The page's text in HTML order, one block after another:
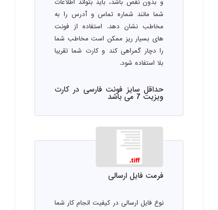
و بدون نقص باشد، باید بتواند اطلاعات
شما مانند شماره تماس و آدرس را به
مخاطب نشان دهد. استفاده از فونت
های بسیار ریز ممکن است مخاطب شما
را دچار گمراهی کند و کارت شما تقریبا
بلا استفاده شود.
حداقل سایز فونت فارسی در کارت
ویزیت 7 می باشد
فرمت فایل ارسالی
نوع فایل ارسالی در کیفیت انجام کار شما